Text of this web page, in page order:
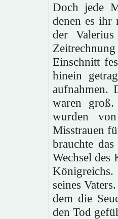
Doch jede
denen es ihr
der
Einschnitt
hinein
aufnahmen.
waren
wurden
Misstrauen
brauchte
Wechsel des
seines
dem die
den Tod